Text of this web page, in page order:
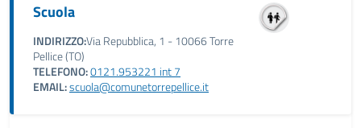
Scuola
INDIRIZZO:Via Repubblica, 1 - 10066 Torre
Pellice (TO)
TELEFONO:0121.953221 int 7
EMAIL:scuola@comunetorrepellice.it